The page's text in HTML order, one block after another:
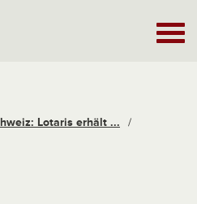
Lotaris erhält ...
/